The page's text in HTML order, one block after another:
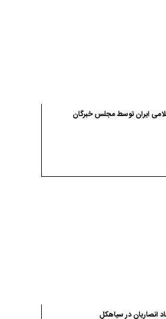
ایران توسط مجلس خبرگان
انصاریان در سیاهکل